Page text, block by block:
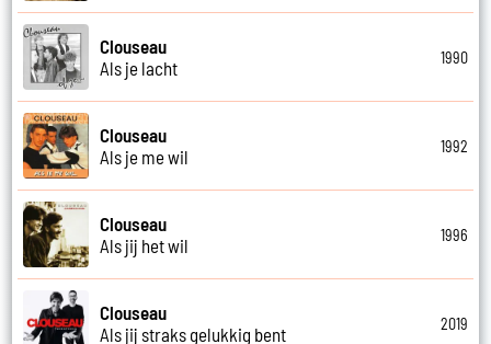
Clouseau
Als je lacht
1990
Clouseau
Als je me wil
1992
Clouseau
Als jij het wil
1996
Clouseau
Als jij straks gelukkig bent
2019